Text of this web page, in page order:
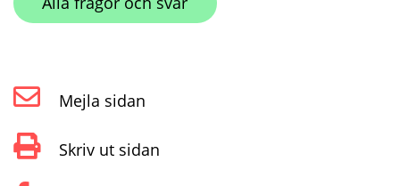
Mejla sidan
Skriv ut sidan